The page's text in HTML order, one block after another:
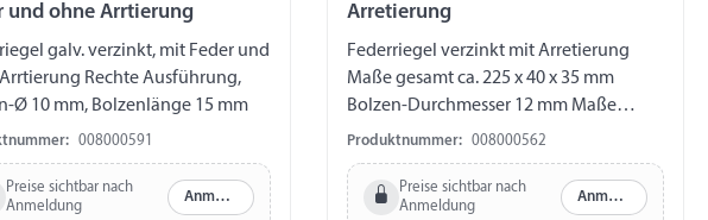
und ohne Arrtierung
galv. verzinkt, mit Feder und
Rechte Ausführung,
Ø 10 mm, Bolzenlänge 15 mm
008000591
Preise sichtbar nach
Anmeldung
Anmelden
Arretierung
Federriegel verzinkt mit Arretierung
Maße gesamt ca. 225 x 40 x 35 mm
Bolzen-Durchmesser 12 mm Maße
Grundplatte 119 x 40 mm Lochbild 80 /
27 mm Hub 47 mm
Produktnummer: 008000562
Preise sichtbar nach
Anmeldung
Anmelden